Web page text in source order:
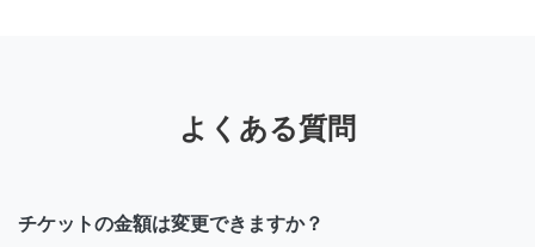
よくある質問
チケットの金額は変更できますか？